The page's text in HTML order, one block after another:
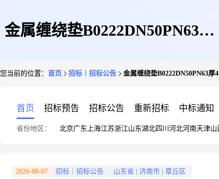
金属缠绕垫B0222DN50PN63厚
您当前的位置： 首页 招标｜招标公告 金属缠绕垫B0222DN50PN63厚
首页 招标预告 招标公告 重新招标 中标通知
省份地区： 北京广东 上海江苏浙江山东湖北四川 河北河南天津山
2026-08-07 招标｜招标公告 山东省 济南市 章丘区